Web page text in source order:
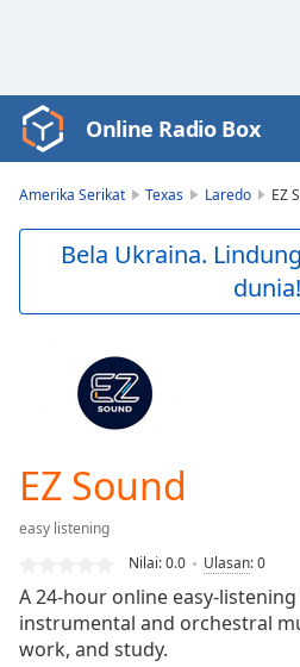
Video
Player
Skip
Loaded:
Stream
TypeLIVE
Seek to
Online Radio Box
Amerika Serikat Texas Laredo EZ
Bela Ukraina.
dunia!
EZ Sound
easy listening
Nilai:0.0 Ulasan:0
A 24-hour online easy-
instrumental and orchestral
work, and study.